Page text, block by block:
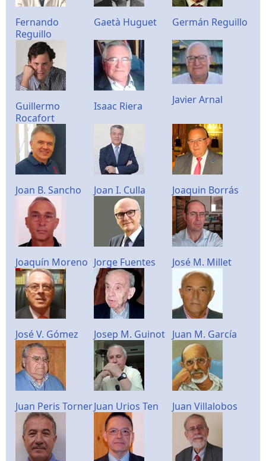
Fernando
Reguillo
Gaetà Huguet Germán Reguillo
Guillermo
Rocafort
Isaac Riera Javier Arnal
Joan B. Sancho Joan I. Culla Joaquin Borrás
Joaquín Moreno Jorge Fuentes José M. Millet
José V. Gómez Josep M. Guinot Juan M. García
Juan Peris TornerJuan Urios Ten Juan Villalobos